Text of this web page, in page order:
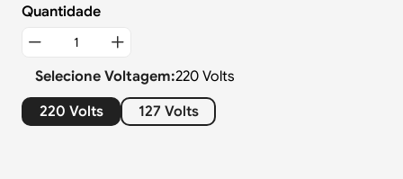
Quantidade
Selecione Voltagem:220 Volts
220 Volts
127 Volts